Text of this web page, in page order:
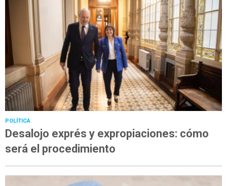
POLÍTICA
Desalojo exprés y expropiaciones: cómo
será el procedimiento